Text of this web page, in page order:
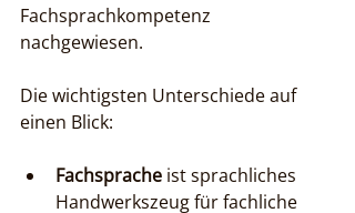
Fachsprachkompetenz
nachgewiesen.
Die wichtigsten Unterschiede auf
einen Blick:
Fachsprache ist sprachliches
Handwerkszeug für fachliche